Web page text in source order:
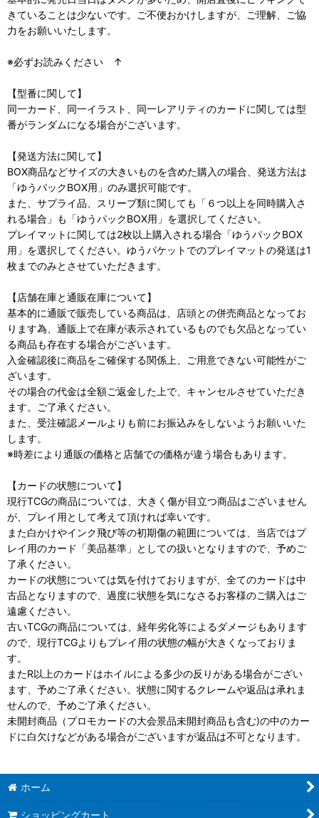
きていることは少ないです。ご不便おかけしますが、ご理解、ご協
力をお願いいたします。
※必ずお読みください ↑
【型番に関して】
同一カード、同一イラスト、同一レアリティのカードに関しては型
番がランダムになる場合がございます。
【発送方法に関して】
BOX商品などサイズの大きいものを含めた購入の場合、発送方法は
「ゆうパックBOX用」のみ選択可能です。
また、サプライ品、スリーブ類に関しても「６つ以上を同時購入さ
れる場合」も「ゆうパックBOX用」を選択してください。
プレイマットに関しては2枚以上購入される場合「ゆうパックBOX
用」を選択してください。ゆうパケットでのプレイマットの発送は1
枚までのみとさせていただきます。
【店舗在庫と通販在庫について】
基本的に通販で販売している商品は、店頭との併売商品となってお
ります為、通販上で在庫が表示されているものでも欠品となってい
る商品も存在する場合がございます。
入金確認後に商品をご確保する関係上、ご用意できない可能性がご
ざいます。
その場合の代金は全額ご返金した上で、キャンセルさせていただき
ます。ご了承ください。
また、受注確認メールよりも前にお振込みをしないようお願いいた
します。
※時差により通販の価格と店舗での価格が違う場合もあります。
【カードの状態について】
現行TCGの商品については、大きく傷が目立つ商品はございません
が、プレイ用として考えて頂ければ幸いです。
また白かけやインク飛び等の初期傷の範囲については、当店ではプ
レイ用のカード「美品基準」としての扱いとなりますので、予めご
了承ください。
カードの状態については気を付けておりますが、全てのカードは中
古品となりますので、過度に状態を気になさるお客様のご購入はご
遠慮ください。
古いTCGの商品については、経年劣化等によるダメージもあります
ので、現行TCGよりもプレイ用の状態の幅が大きくなっておりま
す。
またR以上のカードはホイルによる多少の反りがある場合がござい
ます、予めご了承ください。状態に関するクレームや返品は承れま
せんので、予めご了承ください。
未開封商品（プロモカードの大会景品未開封商品も含む)の中のカー
ドに白欠けなどがある場合がございますが返品は不可となります。
ホーム
ショッピングカート